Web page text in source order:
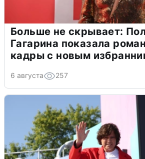
Больше не скрывает:
Гагарина показала
кадры с новым
6 августа 257